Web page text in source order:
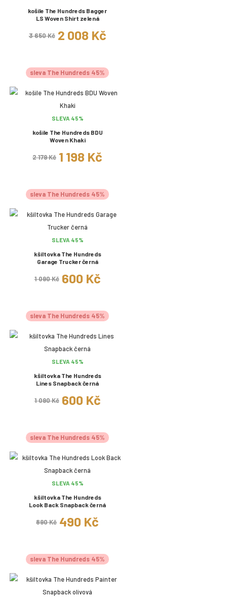
košile The Hundreds Bagger
LS Woven Shirt zelená
3 650 Kč 2 008 Kč
sleva The Hundreds 45%
SLEVA 45%
košile The Hundreds BDU
Woven Khaki
2 179 Kč 1 198 Kč
sleva The Hundreds 45%
SLEVA 45%
kšiltovka The Hundreds
Garage Trucker černá
1 090 Kč 600 Kč
sleva The Hundreds 45%
SLEVA 45%
kšiltovka The Hundreds
Lines Snapback černá
1 090 Kč 600 Kč
sleva The Hundreds 45%
SLEVA 45%
kšiltovka The Hundreds
Look Back Snapback černá
890 Kč 490 Kč
sleva The Hundreds 45%